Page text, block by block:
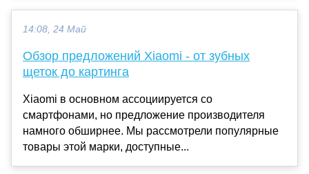
14:08, 24 Май
Обзор предложений Xiaomi - от зубных
щеток до картинга
Xiaomi в основном ассоциируется со
смартфонами, но предложение производителя
намного обширнее. Мы рассмотрели популярные
товары этой марки, доступные...